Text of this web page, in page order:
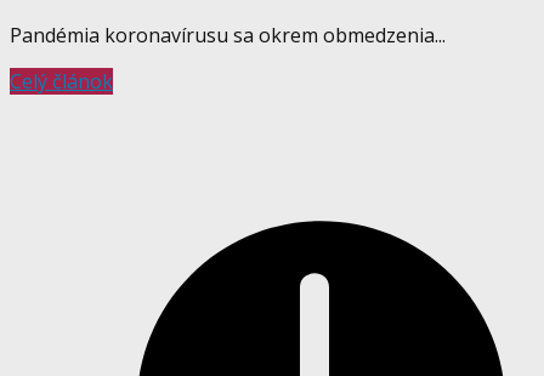
Pandémia koronavírusu sa okrem obmedzenia...
Celý článok